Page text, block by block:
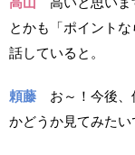
とかも「ポイント
話していると。
頼藤 お～！今後、
かどうか見てみたい